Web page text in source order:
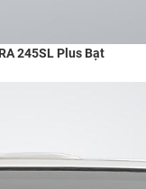
245SL Plus Bạt